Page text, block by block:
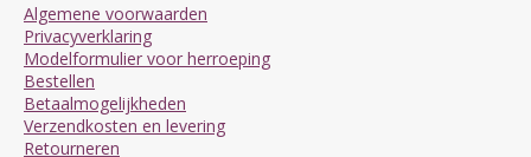
Algemene voorwaarden
Privacyverklaring
Modelformulier voor herroeping
Bestellen
Betaalmogelijkheden
Verzendkosten en levering
Retourneren